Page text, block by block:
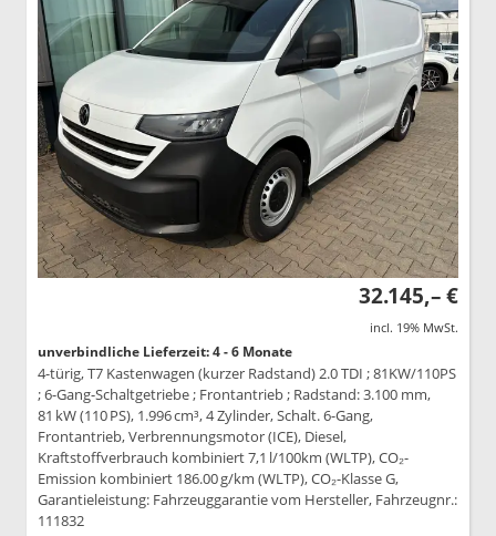
32.145,– €
incl. 19% MwSt.
unverbindliche Lieferzeit: 4 - 6 Monate
4-türig, T7 Kastenwagen (kurzer Radstand) 2.0 TDI ; 81KW/110PS
; 6-Gang-Schaltgetriebe ; Frontantrieb ; Radstand: 3.100 mm,
81 kW (110 PS), 1.996 cm³, 4 Zylinder, Schalt. 6-Gang,
Frontantrieb, Verbrennungsmotor (ICE), Diesel,
Kraftstoffverbrauch kombiniert 7,1 l/100km (WLTP), CO₂-
Emission kombiniert 186.00 g/km (WLTP), CO₂-Klasse G,
Garantieleistung: Fahrzeuggarantie vom Hersteller, Fahrzeugnr.:
111832